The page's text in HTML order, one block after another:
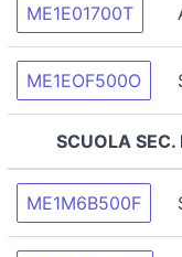
ME1E01700T
ME1EOF500O
SCUOLA SEC.
ME1M6B500F